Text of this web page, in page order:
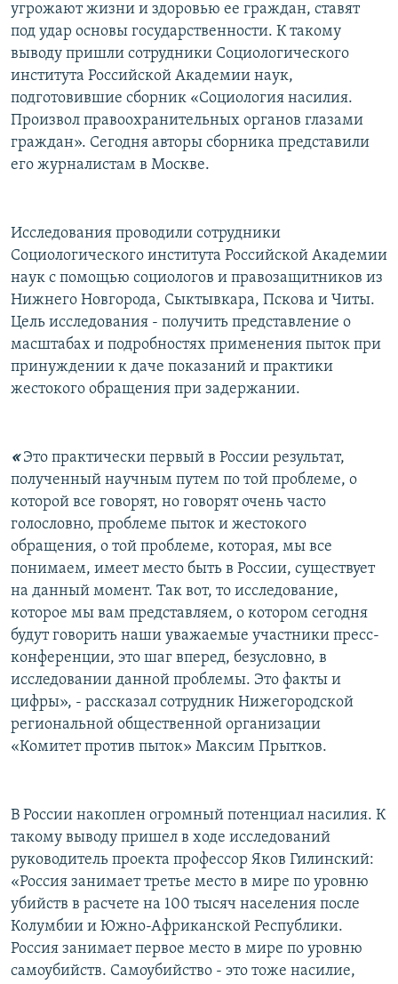
угрожают жизни и здоровью ее граждан, ставят
под удар основы государственности. К такому
выводу пришли сотрудники Социологического
института Российской Академии наук,
подготовившие сборник «Социология насилия.
Произвол правоохранительных органов глазами
граждан». Сегодня авторы сборника представили
его журналистам в Москве.
Исследования проводили сотрудники
Социологического института Российской Академии
наук с помощью социологов и правозащитников из
Нижнего Новгорода, Сыктывкара, Пскова и Читы.
Цель исследования - получить представление о
масштабах и подробностях применения пыток при
принуждении к даче показаний и практики
жестокого обращения при задержании.
«Это практически первый в России результат,
полученный научным путем по той проблеме, о
которой все говорят, но говорят очень часто
голословно, проблеме пыток и жестокого
обращения, о той проблеме, которая, мы все
понимаем, имеет место быть в России, существует
на данный момент. Так вот, то исследование,
которое мы вам представляем, о котором сегодня
будут говорить наши уважаемые участники пресс-
конференции, это шаг вперед, безусловно, в
исследовании данной проблемы. Это факты и
цифры», - рассказал сотрудник Нижегородской
региональной общественной организации
«Комитет против пыток» Максим Прытков.
В России накоплен огромный потенциал насилия. К
такому выводу пришел в ходе исследований
руководитель проекта профессор Яков Гилинский:
«Россия занимает третье место в мире по уровню
убийств в расчете на 100 тысяч населения после
Колумбии и Южно-Африканской Республики.
Россия занимает первое место в мире по уровню
самоубийств. Самоубийство - это тоже насилие,